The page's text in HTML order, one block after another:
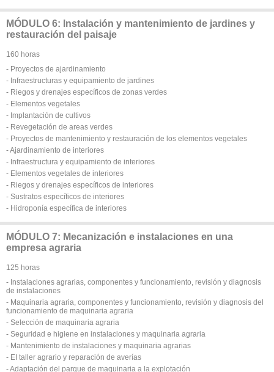
MÓDULO 6: Instalación y mantenimiento de jardines y
restauración del paisaje
160 horas
- Proyectos de ajardinamiento
- Infraestructuras y equipamiento de jardines
- Riegos y drenajes específicos de zonas verdes
- Elementos vegetales
- Implantación de cultivos
- Revegetación de areas verdes
- Proyectos de mantenimiento y restauración de los elementos vegetales
- Ajardinamiento de interiores
- Infraestructura y equipamiento de interiores
- Elementos vegetales de interiores
- Riegos y drenajes específicos de interiores
- Sustratos específicos de interiores
- Hidroponía específica de interiores
MÓDULO 7: Mecanización e instalaciones en una
empresa agraria
125 horas
- Instalaciones agrarias, componentes y funcionamiento, revisión y diagnosis
de instalaciones
- Maquinaria agraria, componentes y funcionamiento, revisión y diagnosis del
funcionamiento de maquinaria agraria
- Selección de maquinaria agraria
- Seguridad e higiene en instalaciones y maquinaria agraria
- Mantenimiento de instalaciones y maquinaria agrarias
- EI taller agrario y reparación de averías
- Adaptación del parque de maquinaria a la explotación